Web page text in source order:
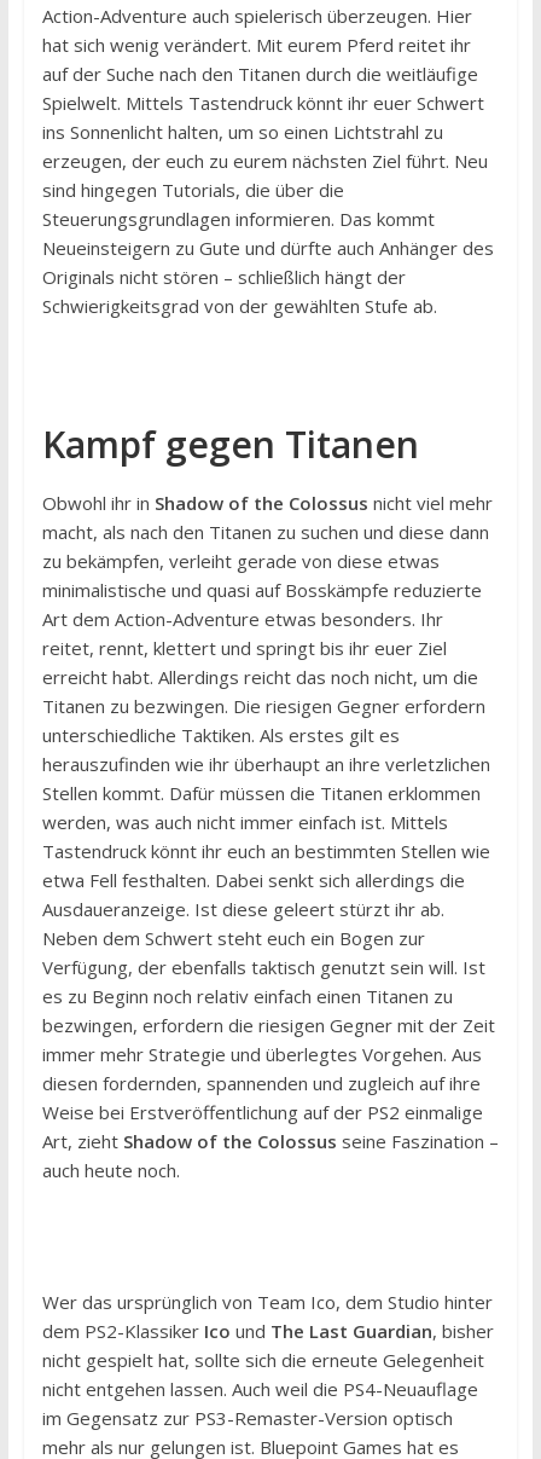
Action-Adventure auch spielerisch überzeugen. Hier
hat sich wenig verändert. Mit eurem Pferd reitet ihr
auf der Suche nach den Titanen durch die weitläufige
Spielwelt. Mittels Tastendruck könnt ihr euer Schwert
ins Sonnenlicht halten, um so einen Lichtstrahl zu
erzeugen, der euch zu eurem nächsten Ziel führt. Neu
sind hingegen Tutorials, die über die
Steuerungsgrundlagen informieren. Das kommt
Neueinsteigern zu Gute und dürfte auch Anhänger des
Originals nicht stören – schließlich hängt der
Schwierigkeitsgrad von der gewählten Stufe ab.
Kampf gegen Titanen
Obwohl ihr in Shadow of the Colossus nicht viel mehr
macht, als nach den Titanen zu suchen und diese dann
zu bekämpfen, verleiht gerade von diese etwas
minimalistische und quasi auf Bosskämpfe reduzierte
Art dem Action-Adventure etwas besonders. Ihr
reitet, rennt, klettert und springt bis ihr euer Ziel
erreicht habt. Allerdings reicht das noch nicht, um die
Titanen zu bezwingen. Die riesigen Gegner erfordern
unterschiedliche Taktiken. Als erstes gilt es
herauszufinden wie ihr überhaupt an ihre verletzlichen
Stellen kommt. Dafür müssen die Titanen erklommen
werden, was auch nicht immer einfach ist. Mittels
Tastendruck könnt ihr euch an bestimmten Stellen wie
etwa Fell festhalten. Dabei senkt sich allerdings die
Ausdaueranzeige. Ist diese geleert stürzt ihr ab.
Neben dem Schwert steht euch ein Bogen zur
Verfügung, der ebenfalls taktisch genutzt sein will. Ist
es zu Beginn noch relativ einfach einen Titanen zu
bezwingen, erfordern die riesigen Gegner mit der Zeit
immer mehr Strategie und überlegtes Vorgehen. Aus
diesen fordernden, spannenden und zugleich auf ihre
Weise bei Erstveröffentlichung auf der PS2 einmalige
Art, zieht Shadow of the Colossus seine Faszination –
auch heute noch.
Wer das ursprünglich von Team Ico, dem Studio hinter
dem PS2-Klassiker Ico und The Last Guardian, bisher
nicht gespielt hat, sollte sich die erneute Gelegenheit
nicht entgehen lassen. Auch weil die PS4-Neuauflage
im Gegensatz zur PS3-Remaster-Version optisch
mehr als nur gelungen ist. Bluepoint Games hat es